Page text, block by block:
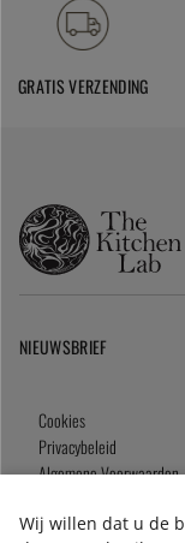
GRATIS VERZENDING
NIEUWSBRIEF
Cookies
Privacybeleid
Algemene Voorwaarden
Wij willen dat u de